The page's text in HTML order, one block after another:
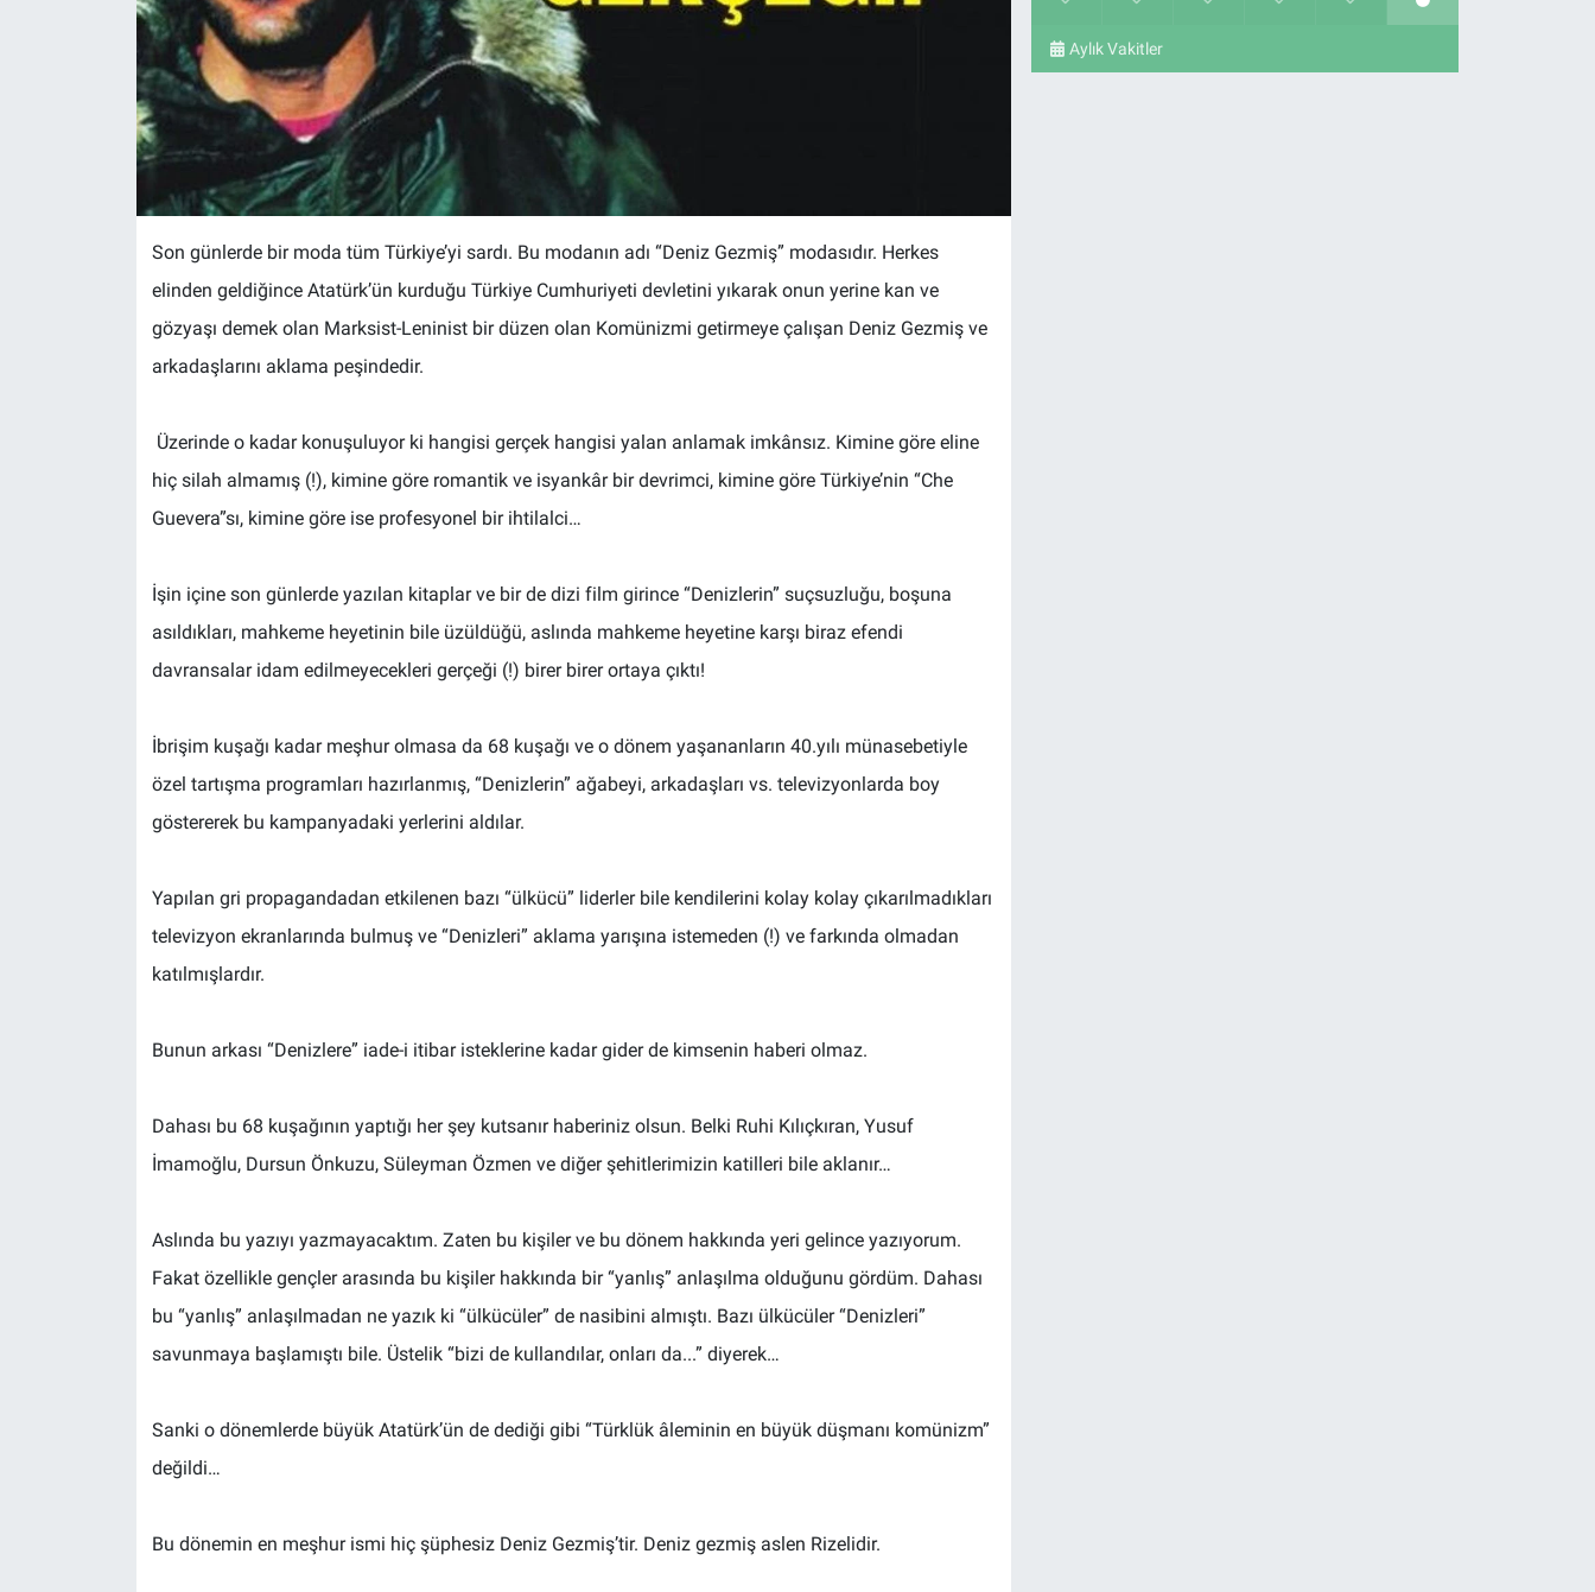
Son günlerde bir moda tüm Türkiye’yi sardı. Bu modanın adı “Deniz Gezmiş” modasıdır. Herkes
elinden geldiğince Atatürk’ün kurduğu Türkiye Cumhuriyeti devletini yıkarak onun yerine kan ve
gözyaşı demek olan Marksist-Leninist bir düzen olan Komünizmi getirmeye çalışan Deniz Gezmiş ve
arkadaşlarını aklama peşindedir.
Üzerinde o kadar konuşuluyor ki hangisi gerçek hangisi yalan anlamak imkânsız. Kimine göre eline
hiç silah almamış (!), kimine göre romantik ve isyankâr bir devrimci, kimine göre Türkiye’nin “Che
Guevera”sı, kimine göre ise profesyonel bir ihtilalci…
İşin içine son günlerde yazılan kitaplar ve bir de dizi film girince “Denizlerin” suçsuzluğu, boşuna
asıldıkları, mahkeme heyetinin bile üzüldüğü, aslında mahkeme heyetine karşı biraz efendi
davransalar idam edilmeyecekleri gerçeği (!) birer birer ortaya çıktı!
İbrişim kuşağı kadar meşhur olmasa da 68 kuşağı ve o dönem yaşananların 40.yılı münasebetiyle
özel tartışma programları hazırlanmış, “Denizlerin” ağabeyi, arkadaşları vs. televizyonlarda boy
göstererek bu kampanyadaki yerlerini aldılar.
Yapılan gri propagandadan etkilenen bazı “ülkücü” liderler bile kendilerini kolay kolay çıkarılmadıkları
televizyon ekranlarında bulmuş ve “Denizleri” aklama yarışına istemeden (!) ve farkında olmadan
katılmışlardır.
Bunun arkası “Denizlere” iade-i itibar isteklerine kadar gider de kimsenin haberi olmaz.
Dahası bu 68 kuşağının yaptığı her şey kutsanır haberiniz olsun. Belki Ruhi Kılıçkıran, Yusuf
İmamoğlu, Dursun Önkuzu, Süleyman Özmen ve diğer şehitlerimizin katilleri bile aklanır…
Aslında bu yazıyı yazmayacaktım. Zaten bu kişiler ve bu dönem hakkında yeri gelince yazıyorum.
Fakat özellikle gençler arasında bu kişiler hakkında bir “yanlış” anlaşılma olduğunu gördüm. Dahası
bu “yanlış” anlaşılmadan ne yazık ki “ülkücüler” de nasibini almıştı. Bazı ülkücüler “Denizleri”
savunmaya başlamıştı bile. Üstelik “bizi de kullandılar, onları da...” diyerek…
Sanki o dönemlerde büyük Atatürk’ün de dediği gibi “Türklük âleminin en büyük düşmanı komünizm”
değildi…
Bu dönemin en meşhur ismi hiç şüphesiz Deniz Gezmiş’tir. Deniz gezmiş aslen Rizelidir.
Aylık Vakitler